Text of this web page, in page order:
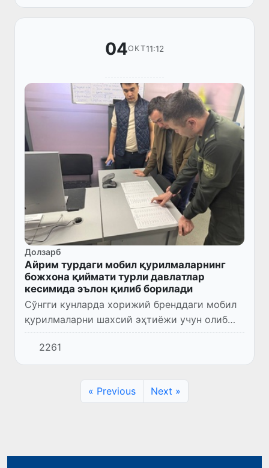
имкониятига эга бўлади.
04ОКТ11:12
Долзарб
Айрим турдаги мобил қурилмаларнинг
божхона қиймати турли давлатлар
кесимида эълон қилиб борилади
Сўнгги кунларда хорижий бренддаги мобил
қурилмаларни шахсий эҳтиёжи учун олиб
кираётган йўловчилар божхона
тўловларининг қимматлиги бўйича
ижтимоий тармоқларда норозилик
билдирмоқд...
2261
« Previous Next »